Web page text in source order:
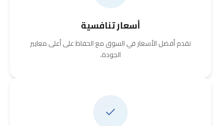
أسعار تنافسية
نقدم أفضل الأسعار في السوق مع الحفاظ على أعلى معايير
الجودة.